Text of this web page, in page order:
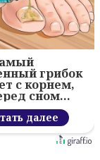
грибок
с корнем,
сном…
далее